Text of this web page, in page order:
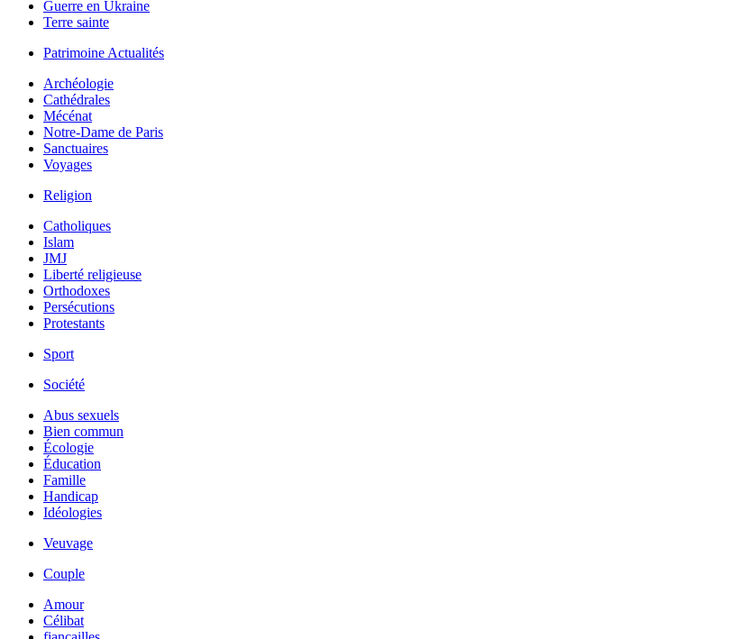
Guerre en Ukraine
Terre sainte
Patrimoine Actualités
Archéologie
Cathédrales
Mécénat
Notre-Dame de Paris
Sanctuaires
Voyages
Religion
Catholiques
Islam
JMJ
Liberté religieuse
Orthodoxes
Persécutions
Protestants
Sport
Société
Abus sexuels
Bien commun
Écologie
Éducation
Famille
Handicap
Idéologies
Veuvage
Couple
Amour
Célibat